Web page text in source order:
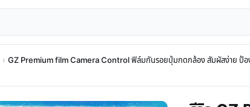
› GZ Premium film Camera Control ฟิล์มกันรอยปุ่มกดกล้อง สัมผัสง่าย ป้อ